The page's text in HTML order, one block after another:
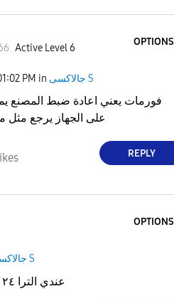
Active Level 6
OPTIONS
PM in جالاكسى S
فورمات يعني اعادة ضبط
على الجهاز يرجع مثل
REPLY
OPTIONS
جالاكسى S
عندي الترا ٢٤ ما شاء الله تبارك الرحمن